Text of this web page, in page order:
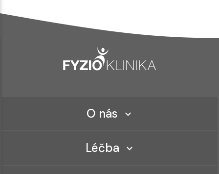
O nás
Léčba